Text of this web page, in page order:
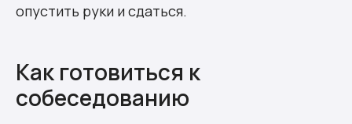
опустить руки и сдаться.
Как готовиться к
собеседованию